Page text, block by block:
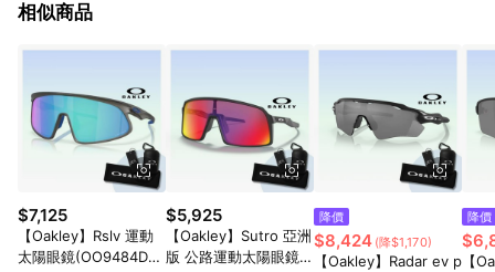
球嚴選、商城、專案商品、「草莓網」全館商品。 4. 如取消訂
ETMall站內之折扣優惠(包含但不限於東森幣、樂透金、東森現金
券等)，不具點數回饋資格。詳細請依東森購物ETMall之結帳頁面
顯示為準。 7. LINE購物設有「單一商品最高回饋點數」機制(特
殊活動時開放「回饋無上限」)，以同一訂單中同一商品不論件數
計算，並依訂單成立時間當下LINE購物所設定的回饋機制為準。
8. LINE購物為購物資訊整合性平台，商品資料更新會有時間差，
如顯示之商品規格、顏色、價位、贈品與東森購物ETMall銷售網
頁不符，以銷售網頁標示為準。 9. 若有贈點爭議，請務必於訂單
日期+180天以內至LINE購物客服洽詢；若超過180天(含)以上進
相似商品
$7,125
【Oakley】Rslv 運動
太陽眼鏡(OO9484D-0
$5,925
【Oakley】Sutro 亞洲
版 公路運動太陽眼鏡
降價
$8,424 (降$1,170)
【Oakley】Radar ev p
降價
【